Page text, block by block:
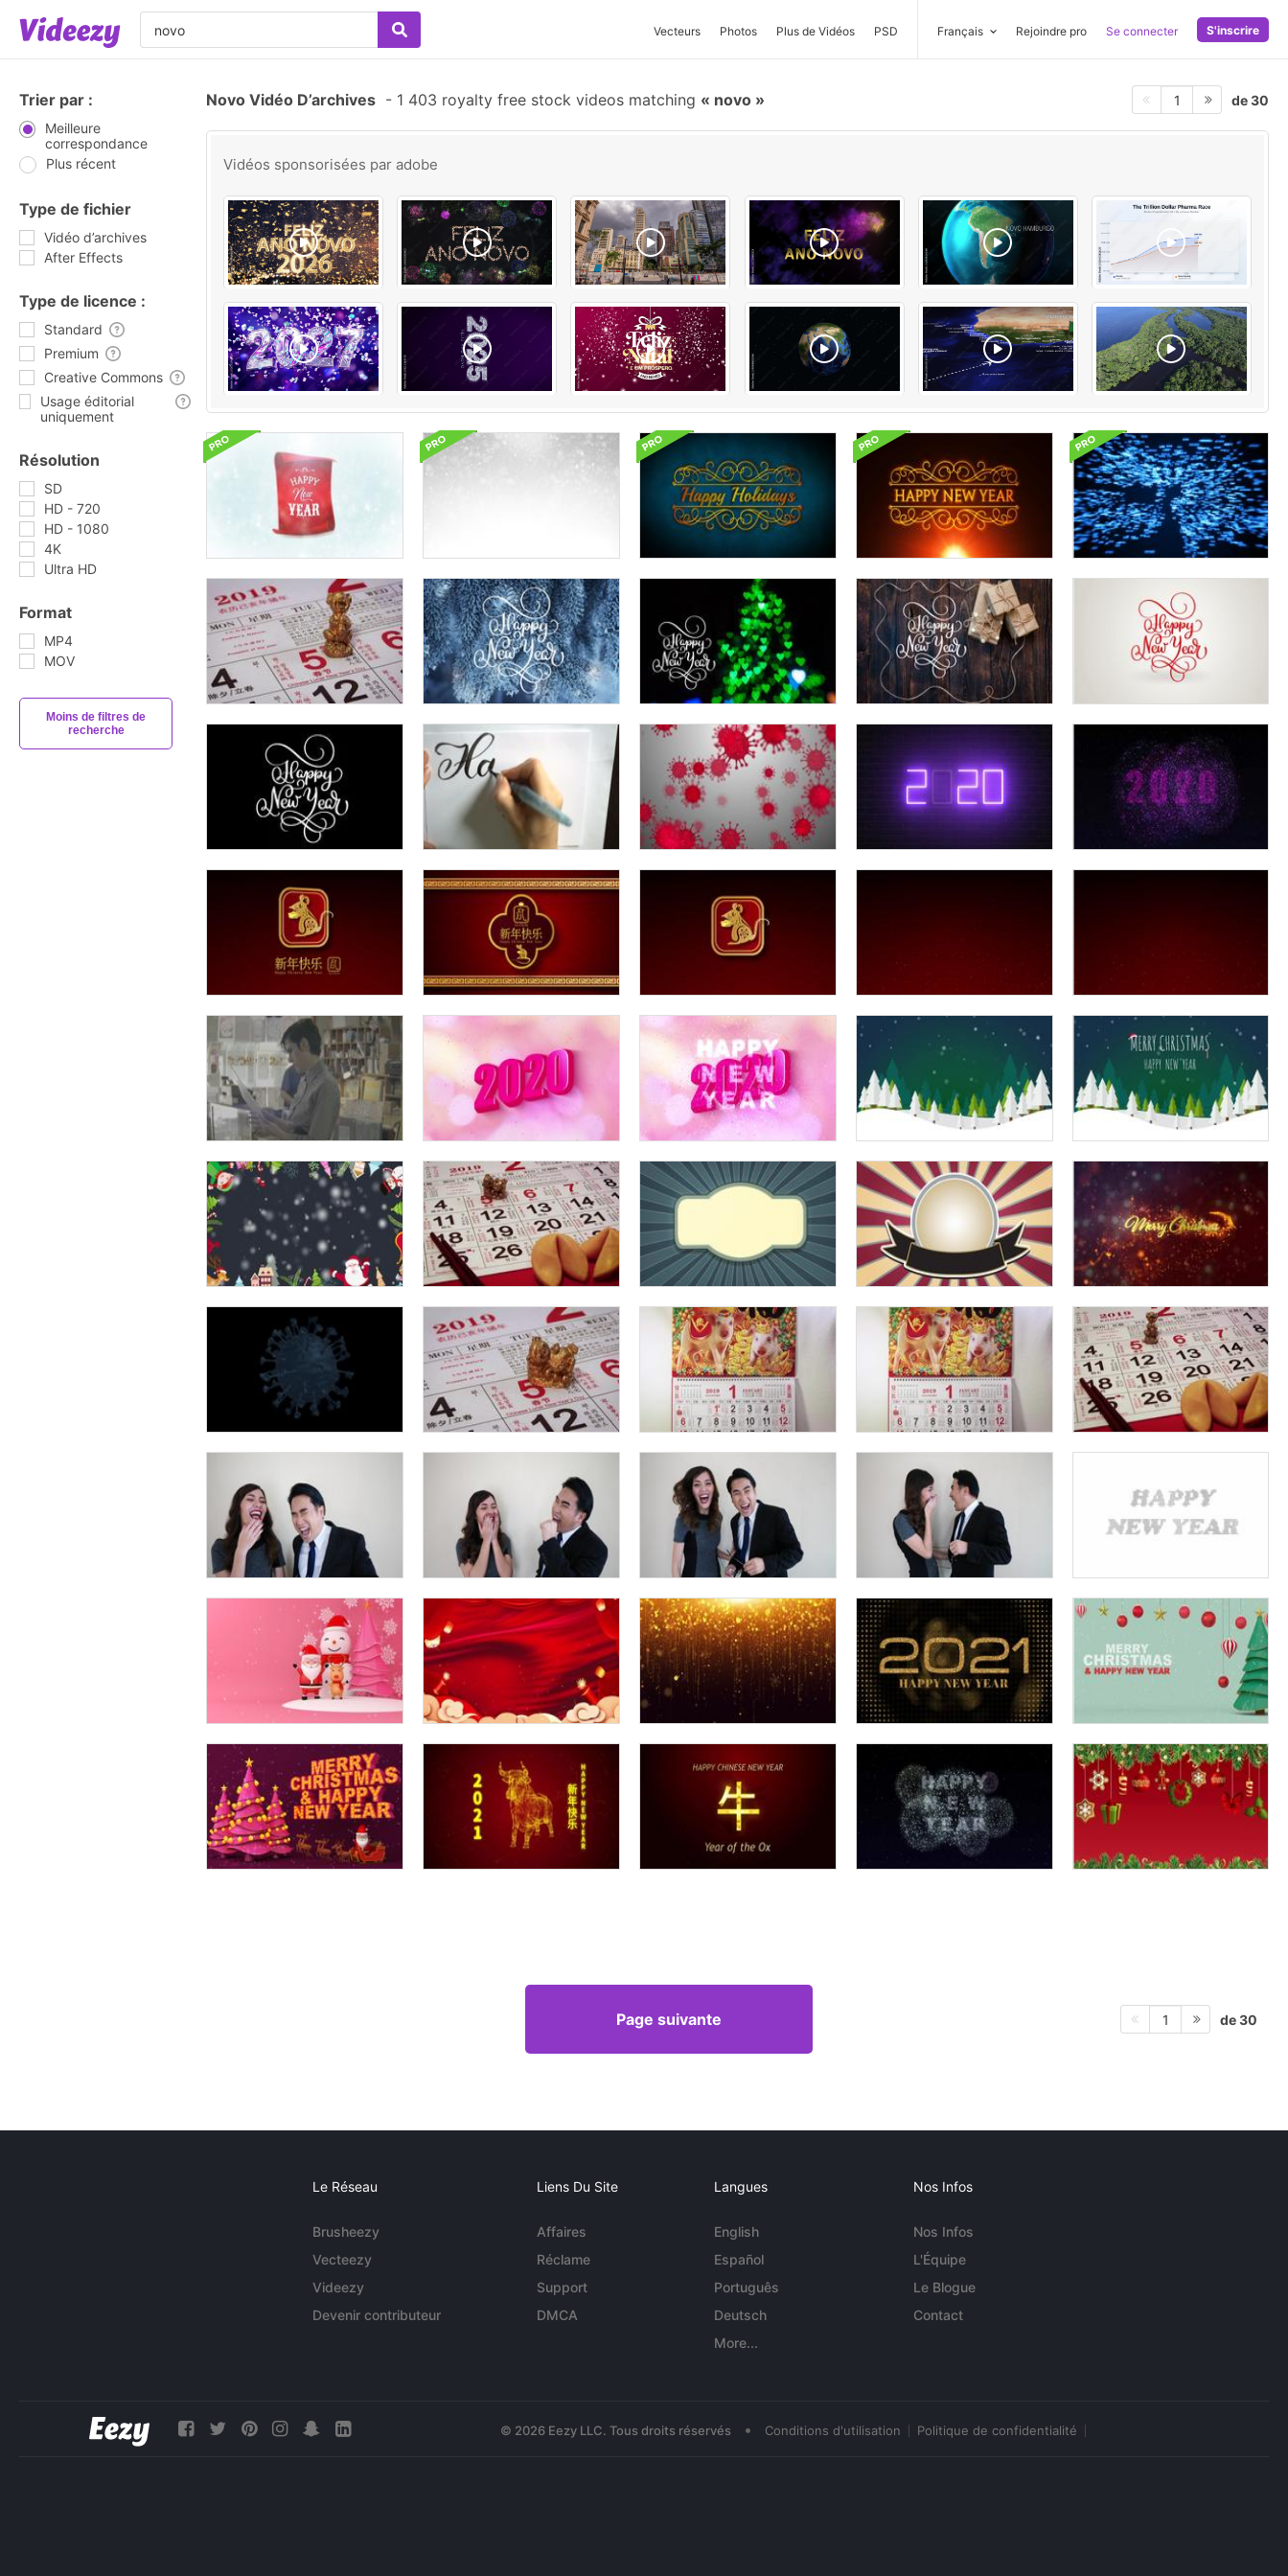
Vecteurs Photos Plus de Vidéos PSD Français Rejoindre pro Se connecter S'inscrire
Trier par :
Meilleure
correspondance
Plus récent
Type de fichier
Vidéo d’archives
After Effects
Type de licence :
Standard
Premium
Creative Commons
Usage éditorial
uniquement
Résolution
SD
HD - 720
HD - 1080
4K
Ultra HD
Format
MP4
MOV
Moins de filtres de
recherche
Novo Vidéo D’archives - 1 403 royalty free stock videos matching novo 1 de 30
Vidéos sponsorisées par adobe
Page suivante 1 de 30
Le Réseau
Brusheezy
Vecteezy
Videezy
Devenir contributeur
Liens Du Site
Affaires
Réclame
Support
DMCA
Langues
English
Español
Português
Deutsch
More...
Nos Infos
Nos Infos
L'Équipe
Le Blogue
Contact
© 2026 Eezy LLC. Tous droits réservés • Conditions d'utilisation Politique de confidentialité